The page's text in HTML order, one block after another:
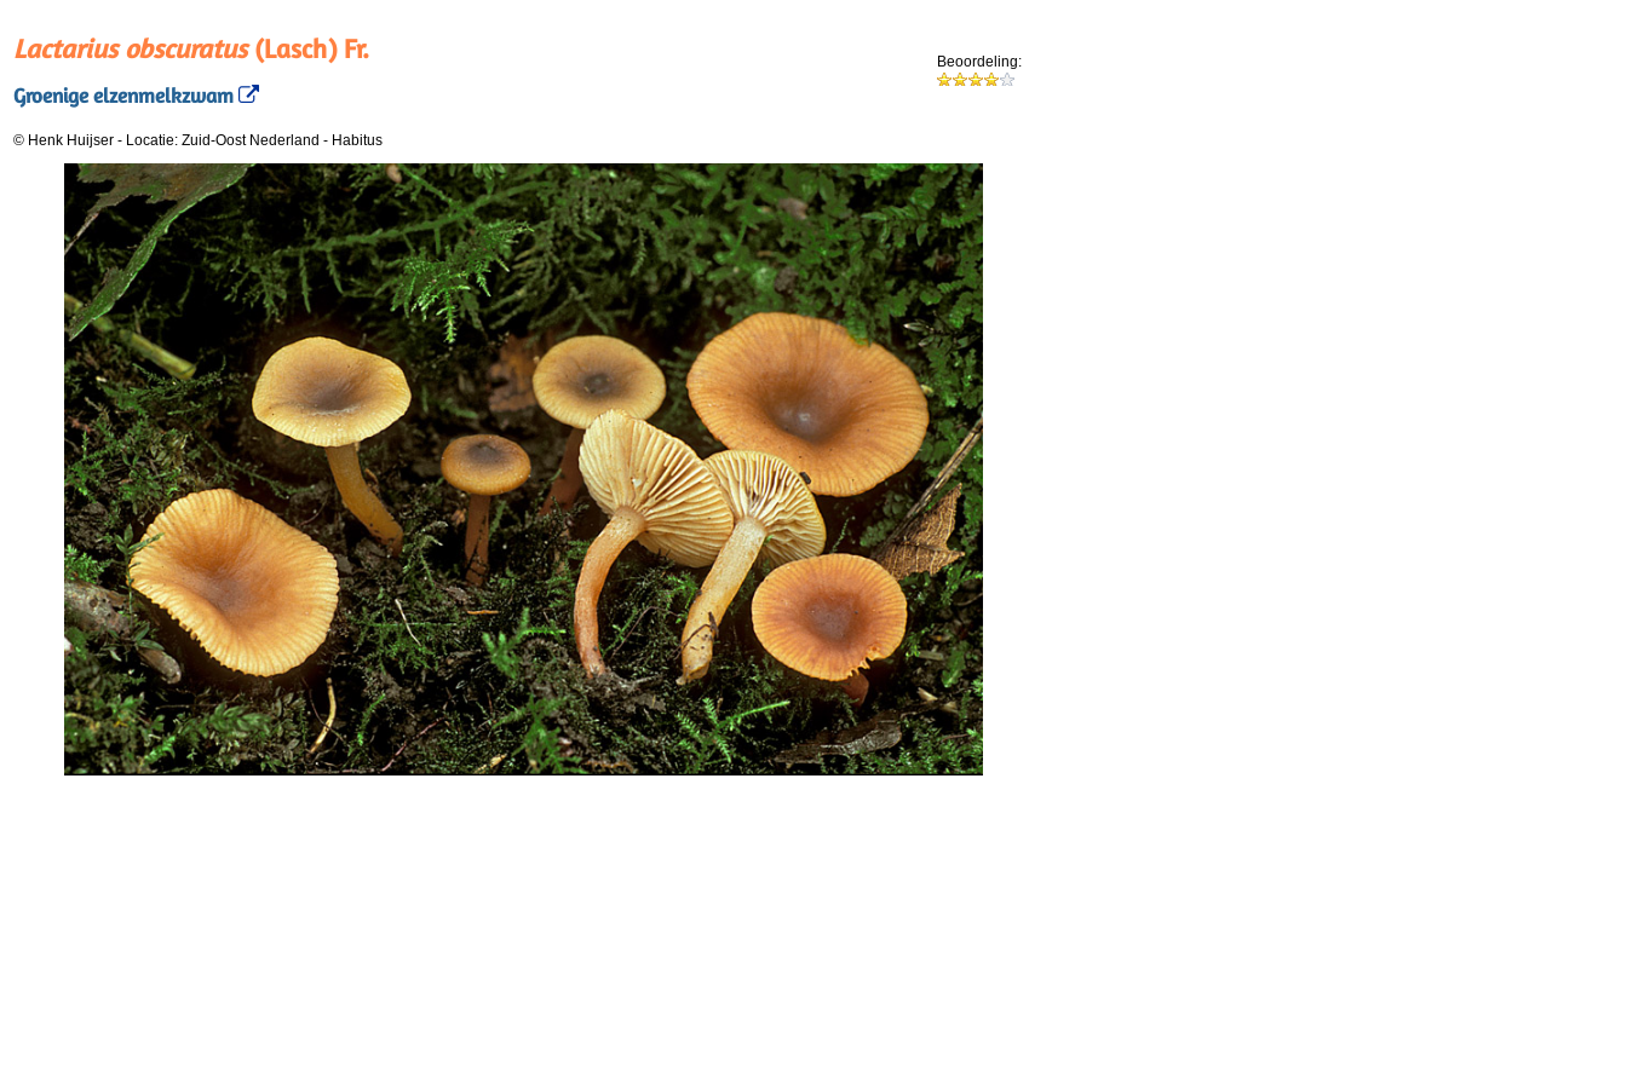
Lactarius obscuratus(Lasch) Fr.
Groenige elzenmelkzwam
Beoordeling:
© Henk Huijser - Locatie: Zuid-Oost Nederland - Habitus